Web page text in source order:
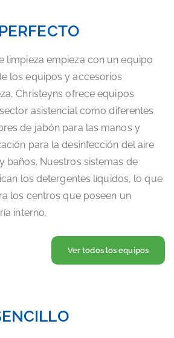
limpieza empieza con un equipo
los equipos y accesorios
Christeyns ofrece equipos
asistencial como diferentes
de jabón para las manos y
para la desinfección del aire
baños. Nuestros sistemas de
los detergentes líquidos, lo que
los centros que poseen un
interno.
Ver todos los equipos